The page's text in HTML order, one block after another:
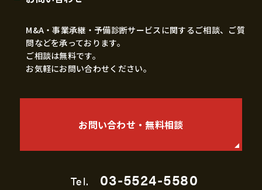
M&A・事業承継・予備診断サービスに関するご相談、ご質
問などを承っております。
ご相談は無料です。
お気軽にお問い合わせください。
お問い合わせ・無料相談
Tel. 03-5524-5580